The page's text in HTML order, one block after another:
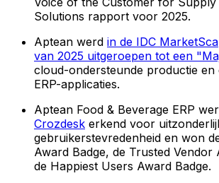
Solutions rapport voor 2025.
Aptean werd in de IDC
van 2025 uitgeroepen tot een
cloud-ondersteunde productie en
ERP-applicaties.
Aptean Food & Beverage ERP
Crozdesk erkend voor
gebruikerstevredenheid en won
Award Badge, de Trusted Vendor
de Happiest Users Award Badge.